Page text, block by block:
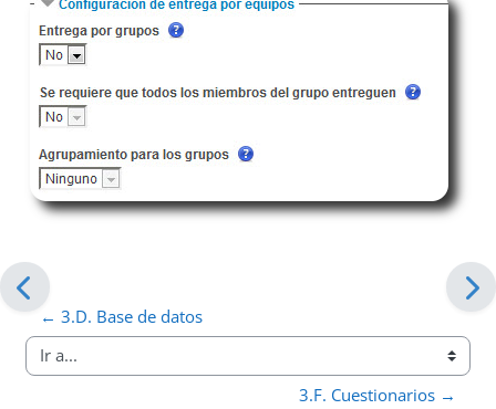
← 3.D. Base de datos
Ir a...
3.F. Cuestionarios →